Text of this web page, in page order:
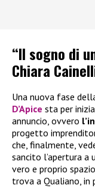
“Il sogno di
Chiara
Una nuova fase
D’Apice sta per
annuncio, ovvero
progetto
che, finalmente,
sancito l’apertura
vero e proprio
trova a Qualiano, in